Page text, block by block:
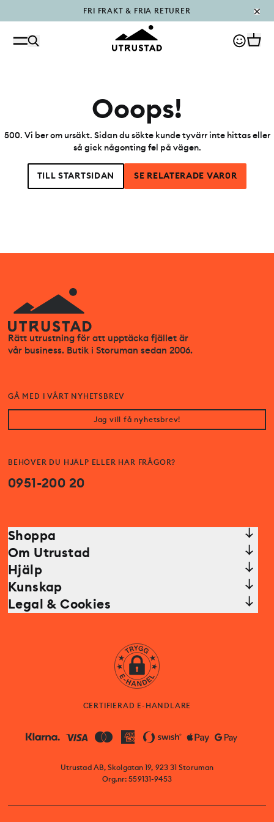
FRI FRAKT & FRIA RETURER
PÅFYLLT I OUTLET
Ooops!
500. Vi ber om ursäkt. Sidan du sökte kunde tyvärr inte hittas eller
så gick någonting fel på vägen.
TILL STARTSIDAN SE RELATERADE VAR0R
Rätt utrustning för att upptäcka fjället är
vår business. Butik i Storuman sedan 2006.
BEHÖVER DU HJÄLP ELLER HAR FRÅGOR?
0951-200 20
GÅ MED I VÅRT NYHETSBREV
Jag vill få nyhetsbrev!
Shoppa
Om Utrustad
Hjälp
Kunskap
Legal & Cookies
CERTIFIERAD E-HANDLARE
Utrustad AB, Skolgatan 19, 923 31 Storuman
Org.nr: 559131-9453